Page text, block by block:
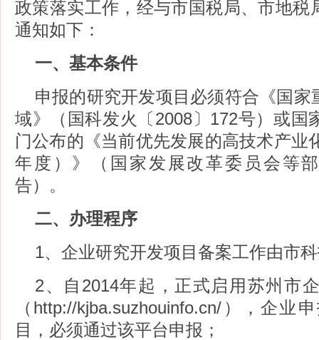
政策落实工作，经与市国税局、市地税
通知如下：
一、基本条件
申报的研究开发项目必须符合《国家
域》（国科发火〔2008〕172号）或国
门公布的《当前优先发展的高技术产业
年度）》（国家发展改革委员会等
告）。
二、办理程序
1、企业研究开发项目备案工作由市
2、自2014年起，正式启用苏州市
（http://kjba.suzhouinfo.cn/），企业
目，必须通过该平台申报；